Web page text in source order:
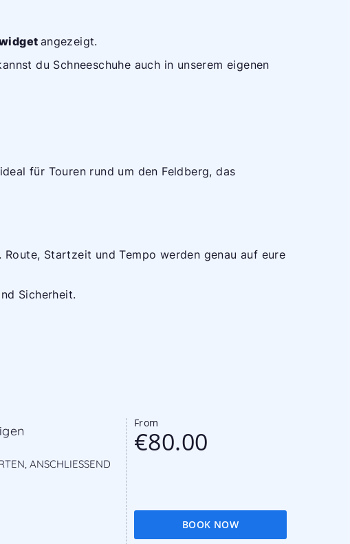
angezeigt.
du Schneeschuhe auch in unserem eigenen
für Touren rund um den Feldberg, das
Route, Startzeit und Tempo werden genau auf eure
Sicherheit.
ANSCHLIESSEND W
From
€80.00
BOOK NOW